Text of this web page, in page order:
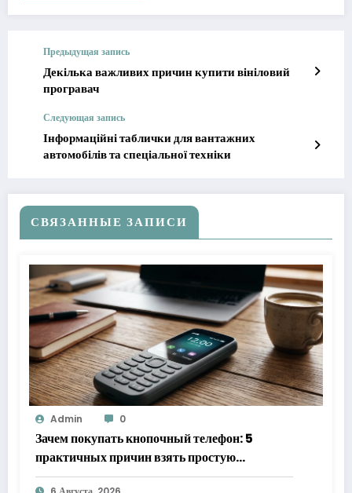
Предыдущая запись
Декілька важливих причин купити вініловий
програвач
Следующая запись
Інформаційні таблички для вантажних
автомобілів та спеціальної техніки
СВЯЗАННЫЕ ЗАПИСИ
Admin 0
Зачем покупать кнопочный телефон: 5
практичных причин взять простую
«звонилку»